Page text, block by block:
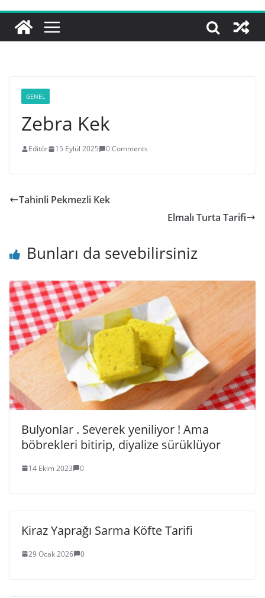
GENEL
Zebra Kek
Editör 15 Eylül 2025 0 Comments
Tahinli Pekmezli Kek
Elmalı Turta Tarifi
Bunları da sevebilirsiniz
Bulyonlar . Severek yeniliyor ! Ama
böbrekleri bitirip, diyalize sürüklüyor
14 Ekim 2023 0
Kiraz Yaprağı Sarma Köfte Tarifi
29 Ocak 2026 0